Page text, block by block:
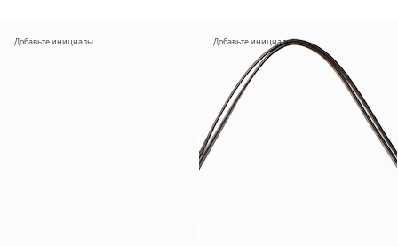
Добавьте инициалы Добавьте инициалы